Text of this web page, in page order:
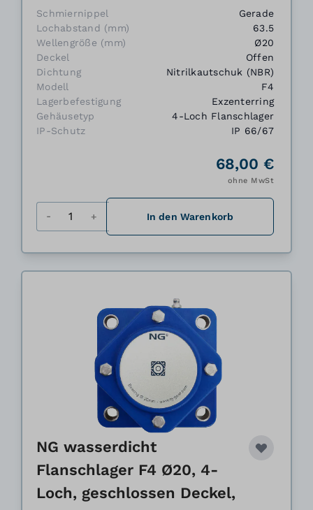
Schmiernippel
Gerade
Lochabstand (mm)
63.5
Wellengröße (mm)
Ø20
Deckel
Offen
Dichtung
Nitrilkautschuk (NBR)
Modell
F4
Lagerbefestigung
Exzenterring
Gehäusetyp
4-Loch Flanschlager
IP-Schutz
IP 66/67
68,00 €
ohne MwSt
In den Warenkorb
NG wasserdicht
Flanschlager F4 Ø20, 4-
Loch, geschlossen Deckel,